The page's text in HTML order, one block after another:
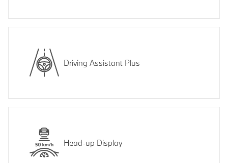
Driving Assistant Plus
Head-up Display